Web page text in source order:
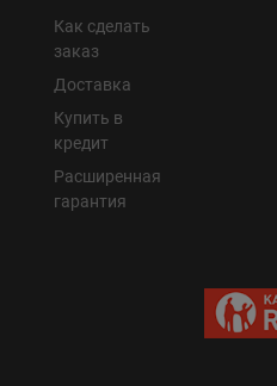
Как сделать
заказ
Доставка
Купить в
кредит
Расширенная
гарантия